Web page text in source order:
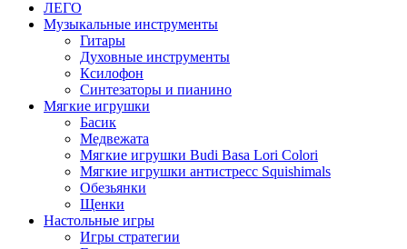
ЛЕГО
Музыкальные инструменты
Гитары
Духовные инструменты
Ксилофон
Синтезаторы и пианино
Мягкие игрушки
Басик
Медвежата
Мягкие игрушки Budi Basa Lori Colori
Мягкие игрушки антистресс Squishimals
Обезьянки
Щенки
Настольные игры
Игры стратегии